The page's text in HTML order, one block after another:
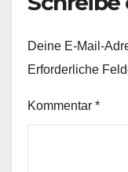
Deine E-Mail-
Erforderliche
Kommentar *